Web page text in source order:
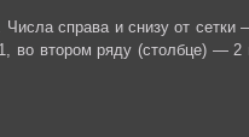
Числа справа и снизу от сетки
1, во втором ряду (столбце) — 2